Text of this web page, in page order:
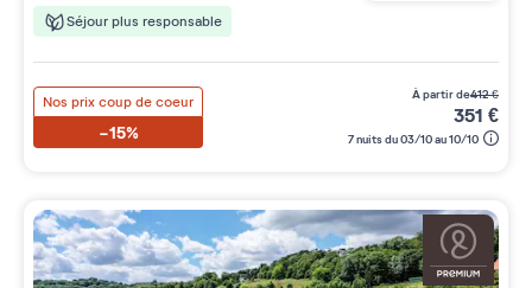
Séjour plus responsable
Nos prix coup de coeur
-15%
à partir de412€
351 €
7 nuits du 03/10 au 10/10